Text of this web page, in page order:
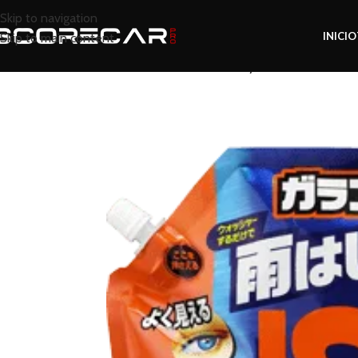
Skip to navigation
Skip to main content
INICIO